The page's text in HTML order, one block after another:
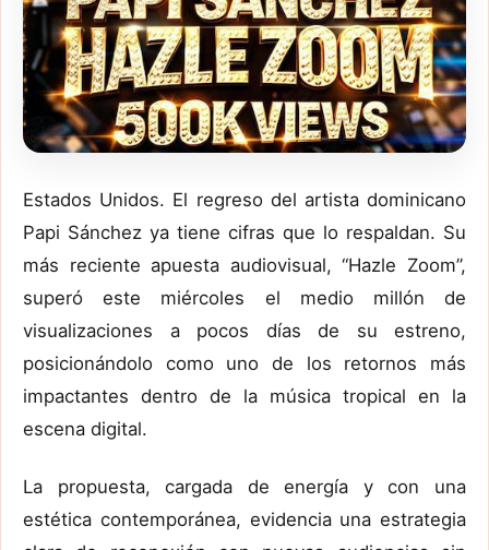
Estados Unidos. El regreso del artista dominicano
Papi Sánchez ya tiene cifras que lo respaldan. Su
más reciente apuesta audiovisual, “Hazle Zoom”,
superó este miércoles el medio millón de
visualizaciones a pocos días de su estreno,
posicionándolo como uno de los retornos más
impactantes dentro de la música tropical en la
escena digital.
La propuesta, cargada de energía y con una
estética contemporánea, evidencia una estrategia